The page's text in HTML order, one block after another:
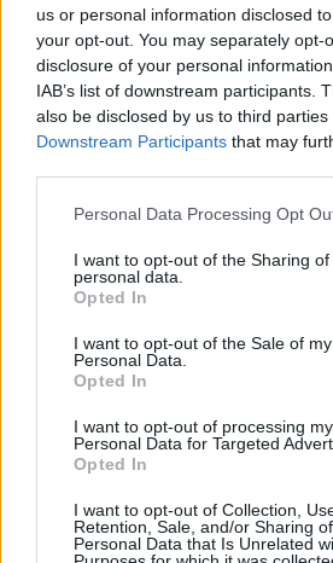
us or personal information disclosed
your opt-out. You may separately opt-
disclosure of your personal
IAB’s list of downstream participants.
also be disclosed by us to third parties
Downstream Participants that may
Personal Data Processing Opt
I want to opt-out of the Sharing of
personal data.
Opted In
I want to opt-out of the Sale of my
Personal Data.
Opted In
I want to opt-out of processing my
Personal Data for Targeted
Opted In
I want to opt-out of Collection,
Retention, Sale, and/or Sharing
Personal Data that Is Unrelated
CIDADE HOJE 25 DE JUNHO, 2025 0
Famalicão: Marchas, Zé Amaro, David
e folclore na festa a S. Pedro
CIDADE HOJE 24 DE JUNHO, 2025 0
2 3